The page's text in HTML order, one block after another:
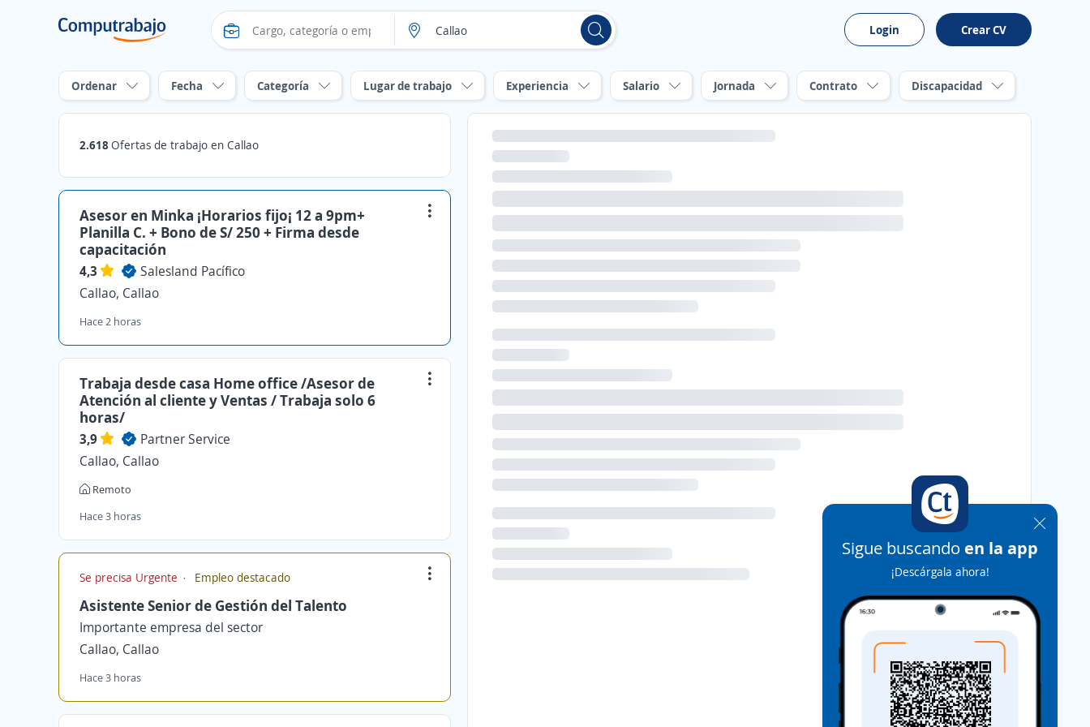
Login Crear CV
Ordenar Fecha Categoría Lugar de trabajo Experiencia Salario Jornada Contrato Discapacidad
2.618 Ofertas de trabajo en Callao
Asesor en Minka ¡Horarios fijo¡ 12 a 9pm+
Planilla C. + Bono de S/ 250 + Firma desde
capacitación
4,3
Salesland Pacífico
Callao, Callao
Hace 2 horas
Trabaja desde casa Home office /Asesor de
Atención al cliente y Ventas / Trabaja solo 6
horas/
3,9
Partner Service
Callao, Callao
Remoto
Hace 3 horas
Se precisa Urgente Empleo destacado
Asistente Senior de Gestión del Talento
Importante empresa del sector
Callao, Callao
Hace 3 horas
Sigue buscando en la app
¡Descárgala ahora!